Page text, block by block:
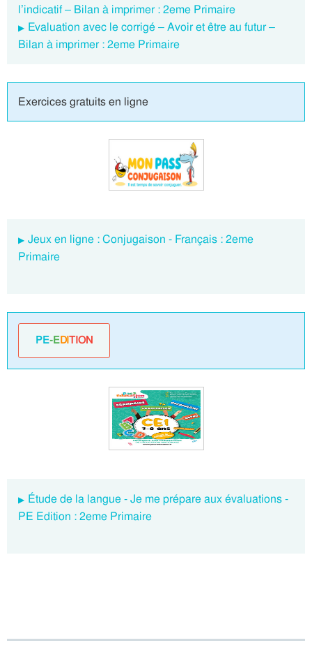
l’indicatif – Bilan à imprimer : 2eme Primaire
Evaluation avec le corrigé – Avoir et être au futur –
Bilan à imprimer : 2eme Primaire
Exercices gratuits en ligne
Jeux en ligne : Conjugaison - Français : 2eme
Primaire
PE-EDITION
Étude de la langue - Je me prépare aux évaluations -
PE Edition : 2eme Primaire